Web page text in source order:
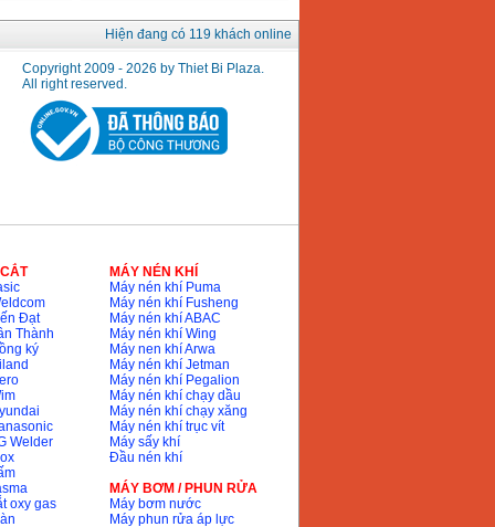
Hiện đang có 119 khách online
Copyright 2009 - 2026 by Thiet Bi Plaza.
All right reserved.
Đạt
Thành
ký
Welder
oxy gas
MÁY NÉN KHÍ
Máy nén khí Puma
Máy nén khí Fusheng
Máy nén khí ABAC
Máy nén khí Wing
Máy nen khí Arwa
Máy nén khí Jetman
Máy nén khí Pegalion
Máy nén khí chạy dầu
Máy nén khí chạy xăng
Máy nén khí trục vít
Máy sấy khí
Đầu nén khí
MÁY BƠM / PHUN RỬA
Máy bơm nước
Máy phun rửa áp lực